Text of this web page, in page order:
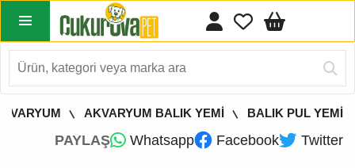
AKVARYUM BALIK YEMİ BALIK PUL YEMİ
PAYLAŞ Whatsapp Facebook Twitter